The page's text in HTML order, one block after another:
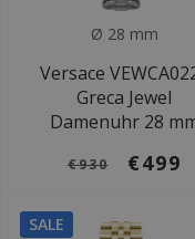
Ø 28 mm
Versace
Greca Jewel
Damenuhr 28
€930 €499
SALE